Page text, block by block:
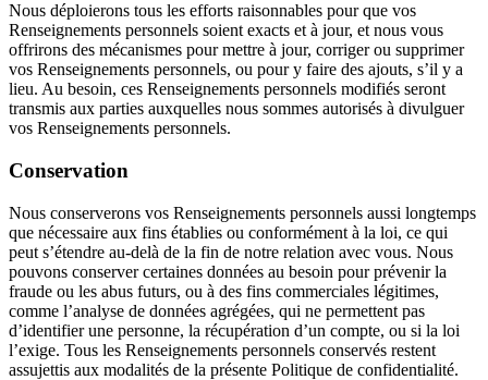
Nous déploierons tous les efforts raisonnables pour que vos
Renseignements personnels soient exacts et à jour, et nous vous
offrirons des mécanismes pour mettre à jour, corriger ou supprimer
vos Renseignements personnels, ou pour y faire des ajouts, s’il y a
lieu. Au besoin, ces Renseignements personnels modifiés seront
transmis aux parties auxquelles nous sommes autorisés à divulguer
vos Renseignements personnels.
Conservation
Nous conserverons vos Renseignements personnels aussi longtemps
que nécessaire aux fins établies ou conformément à la loi, ce qui
peut s’étendre au-delà de la fin de notre relation avec vous. Nous
pouvons conserver certaines données au besoin pour prévenir la
fraude ou les abus futurs, ou à des fins commerciales légitimes,
comme l’analyse de données agrégées, qui ne permettent pas
d’identifier une personne, la récupération d’un compte, ou si la loi
l’exige. Tous les Renseignements personnels conservés restent
assujettis aux modalités de la présente Politique de confidentialité.